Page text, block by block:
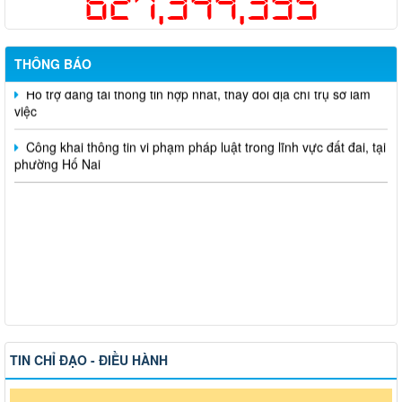
THÔNG BÁO
sức khỏe định kỳ hoặc khám sàng lọc miễn phí ít nhất mỗi năm
một lần cho người dân trên địa bàn thành phố Đồng Nai
Hỗ trợ đăng tải thông tin hợp nhất, thay đổi địa chỉ trụ sở làm
việc
Công khai thông tin vi phạm pháp luật trong lĩnh vực đất đai, tại
phường Hố Nai
TIN CHỈ ĐẠO - ĐIỀU HÀNH